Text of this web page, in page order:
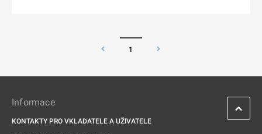
1
Informace
KONTAKTY PRO VKLADATELE A UŽIVATELE